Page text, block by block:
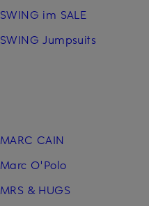
SWING im SALE
SWING Jumpsuits
MARC CAIN
Marc O'Polo
MRS & HUGS